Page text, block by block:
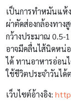
เป็นการทำหมันแห้
ผ่าตัดส่องกล้องทาง
กว้างประมาณ 0.5-
อาจมีคลื่นไส้นิดหน่
ได้ ทานอาหารอ่อน
ใช้ชีวิตประจำวันได้
เว็บไซต์อ้างอิง: